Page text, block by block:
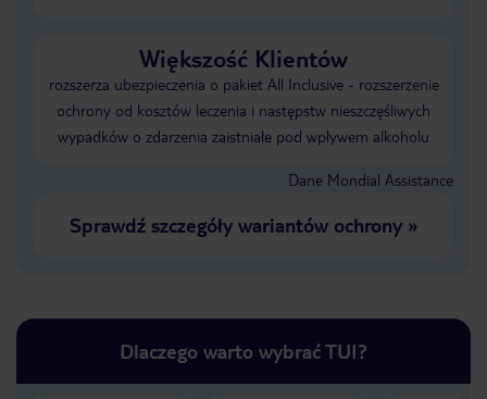
Większość Klientów
rozszerza ubezpieczenia o pakiet All Inclusive - rozszerzenie
ochrony od kosztów leczenia i następstw nieszczęśliwych
wypadków o zdarzenia zaistniałe pod wpływem alkoholu
Dane Mondial Assistance
Sprawdź szczegóły wariantów ochrony»
Dlaczego warto wybrać TUI?